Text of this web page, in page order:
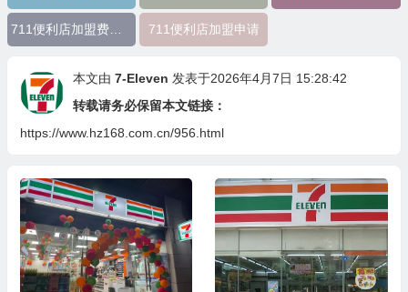
711便利店加盟费及条件 711便利店加盟申请
本文由 7-Eleven 发表于2026年4月7日 15:28:42
转载请务必保留本文链接：
https://www.hz168.com.cn/956.html